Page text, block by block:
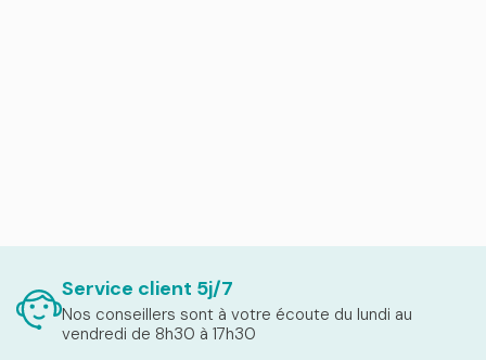
Service client 5j/7
Nos conseillers sont à votre écoute du lundi au
vendredi de 8h30 à 17h30